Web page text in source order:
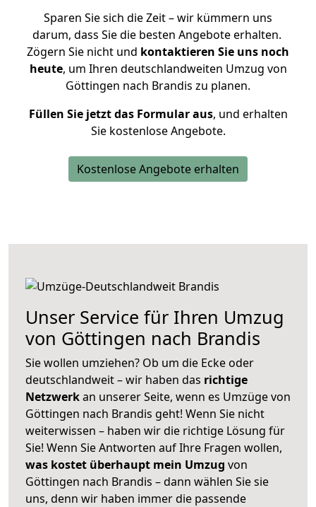
Sparen Sie sich die Zeit – wir kümmern uns
darum, dass Sie die besten Angebote erhalten.
Zögern Sie nicht und kontaktieren Sie uns noch
heute, um Ihren deutschlandweiten Umzug von
Göttingen nach Brandis zu planen.
Füllen Sie jetzt das Formular aus, und erhalten
Sie kostenlose Angebote.
Kostenlose Angebote erhalten
Unser Service für Ihren Umzug
von Göttingen nach Brandis
Sie wollen umziehen? Ob um die Ecke oder
deutschlandweit – wir haben das richtige
Netzwerkan unserer Seite, wenn es Umzüge von
Göttingen nach Brandis geht! Wenn Sie nicht
weiterwissen – haben wir die richtige Lösung für
Sie! Wenn Sie Antworten auf Ihre Fragen wollen,
was kostet überhaupt mein Umzug von
Göttingen nach Brandis – dann wählen Sie sie
uns, denn wir haben immer die passende